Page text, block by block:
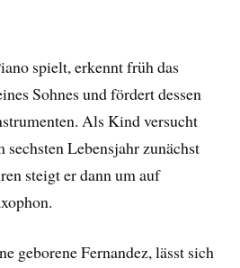
spielt, erkennt früh das
Sohnes und fördert dessen
Als Kind versucht
sechsten Lebensjahr zunächst
steigt er dann um auf
geborene Fernandez, lässt sich